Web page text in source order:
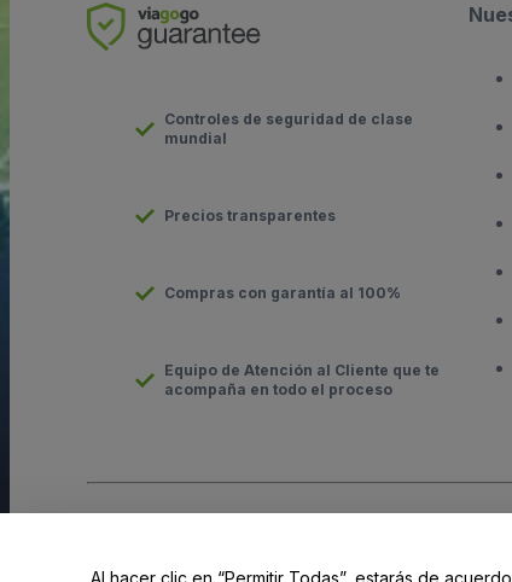
Controles de seguridad de clase
mundial
Precios transparentes
Compras con garantía al 100%
Equipo de Atención al Cliente que te
acompaña en todo el proceso
Al hacer clic en “Permitir Todas”, estarás de